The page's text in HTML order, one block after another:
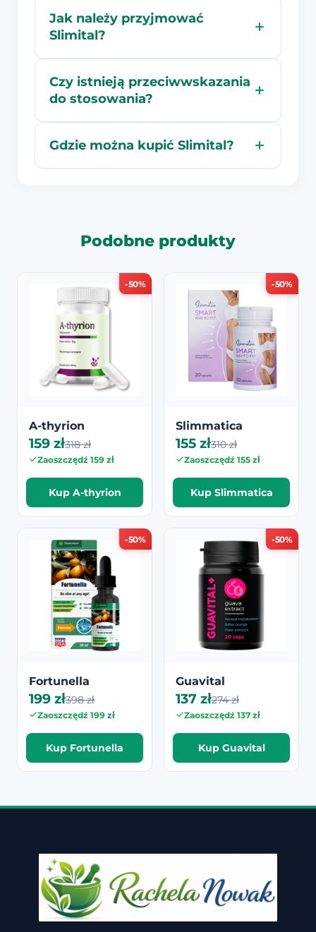
Jak należy przyjmować
Slimital?
Czy istnieją przeciwwskazania
do stosowania?
Gdzie można kupić Slimital?
Podobne produkty
-50%
A-thyrion
159 zł318 zł
Zaoszczędź 159 zł
Kup A-thyrion
-50%
Slimmatica
155 zł310 zł
Zaoszczędź 155 zł
Kup Slimmatica
-50%
Fortunella
199 zł398 zł
Zaoszczędź 199 zł
Kup Fortunella
-50%
Guavital
137 zł274 zł
Zaoszczędź 137 zł
Kup Guavital